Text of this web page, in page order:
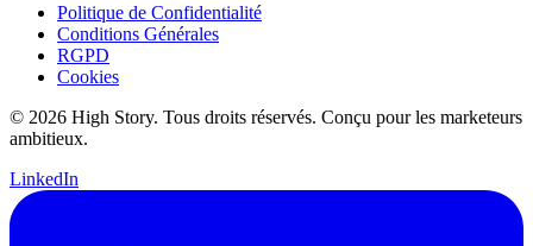
Politique de Confidentialité
Conditions Générales
RGPD
Cookies
© 2026 High Story. Tous droits réservés. Conçu pour les marketeurs
ambitieux.
LinkedIn